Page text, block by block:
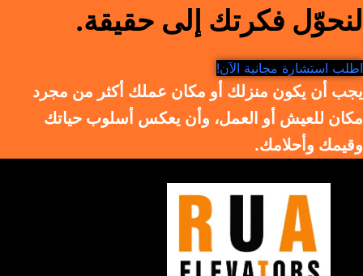
لنحوّل فكرتك إلى حقيقة.
اطلب استشارة مجانية الآن!
يجب أن يكون منزلك أو مكان عملك أكثر من مجرد
مكان للعيش أو العمل، وأن يعكس أسلوب حياتك
وقيمك وأحلامك.